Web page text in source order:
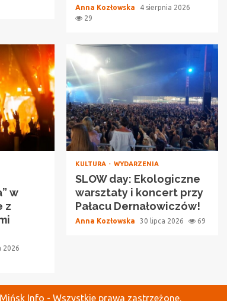
Anna Kozłowska
4 sierpnia 2026
29
w
z
2026
KULTURA WYDARZENIA
SLOW day: Ekologiczne
warsztaty i koncert przy
Pałacu Dernałowiczów!
Anna Kozłowska 30 lipca 2026 69
Info - Wszystkie prawa zastrzeżone.